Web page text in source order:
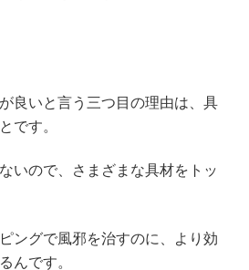
良いと言う三つ目の理由は、具
です。
いので、さまざまな具材をトッ
ングで風邪を治すのに、より効
んです。